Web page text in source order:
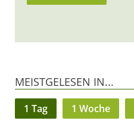
MEISTGELESEN IN...
1 Tag 1 Woche